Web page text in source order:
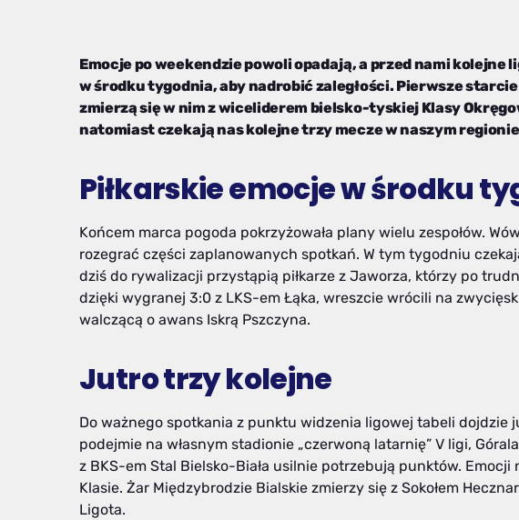
Emocje po weekendzie powoli opadają, a przed nami kolejne
w środku tygodnia, aby nadrobić zaległości. Pierwsze
zmierzą się w nim z wiceliderem bielsko-tyskiej Klasy
natomiast czekają nas kolejne trzy mecze w naszym
Piłkarskie emocje w środku
Końcem marca pogoda pokrzyżowała plany wielu zespołów.
rozegrać części zaplanowanych spotkań. W tym tygodniu
dziś do rywalizacji przystąpią piłkarze z Jaworza, którzy po
dzięki wygranej 3:0 z LKS-em Łąka, wreszcie wrócili na
walczącą o awans Iskrą Pszczyna.
Jutro trzy kolejne
Do ważnego spotkania z punktu widzenia ligowej tabeli dojdzie
podejmie na własnym stadionie „czerwoną latarnię” V ligi,
z BKS-em Stal Bielsko-Biała usilnie potrzebują punktów.
Klasie. Żar Międzybrodzie Bialskie zmierzy się z Sokołem
Ligota.